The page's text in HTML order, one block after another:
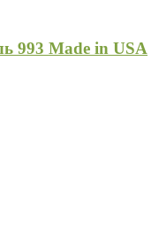
993 Made in USA